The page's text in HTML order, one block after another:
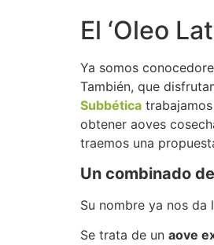
El ‘Oleo
Ya somos
También, que
Subbética
obtener aoves
traemos una
Un combinado
Su nombre ya nos da
Se trata de un aove